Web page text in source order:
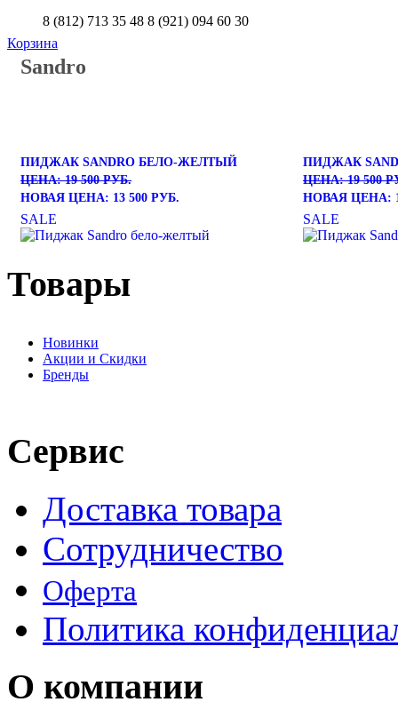
8 (812) 713 35 48 8 (921) 094 60 30
Корзина
Sandro
ПИДЖАК SANDRO БЕЛО-ЖЕЛТЫЙ
ЦЕНА: 19 500 РУБ.
НОВАЯ ЦЕНА: 13 500 РУБ.
SALE
ПИДЖАК
ЦЕНА: 19 500
НОВАЯ ЦЕНА:
SALE
Товары
Новинки
Акции и Скидки
Бренды
Сервис
Доставка товара
Сотрудничество
Оферта
Политика
О компании